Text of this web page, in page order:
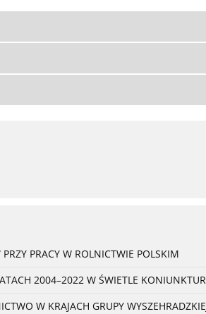
PRACY W ROLNICTWIE POLSKIM
2004–2022 W ŚWIETLE
W KRAJACH GRUPY